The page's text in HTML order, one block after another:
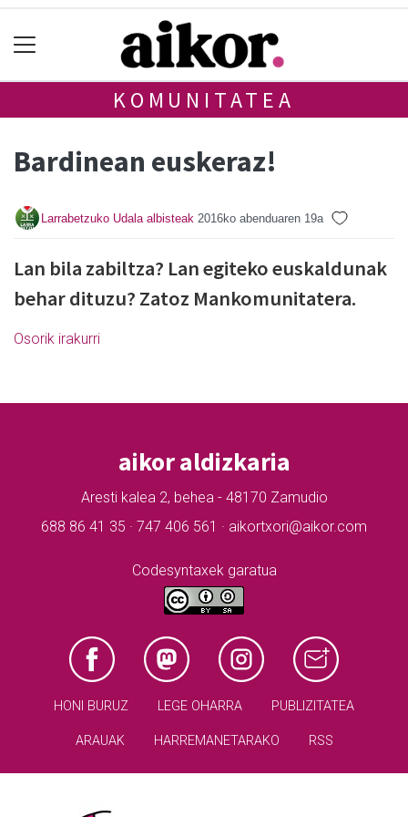
KOMUNITATEA
Bardinean euskeraz!
Larrabetzuko Udala albisteak 2016ko abenduaren 19a
Lan bila zabiltza? Lan egiteko euskaldunak
behar dituzu? Zatoz Mankomunitatera.
Osorik irakurri
aikor aldizkaria
Aresti kalea 2, behea - 48170 Zamudio
688 86 41 35 · 747 406 561 · aikortxori@aikor.com
Codesyntaxek garatua
HONI BURUZ LEGE OHARRA PUBLIZITATEA
ARAUAK HARREMANETARAKO RSS